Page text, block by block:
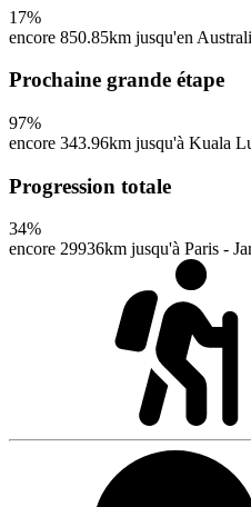
17%
encore 850.85km jusqu'en
Prochaine grande étape
97%
encore 343.96km jusqu'à Kuala
Progression totale
34%
encore 29936km jusqu'à Paris -